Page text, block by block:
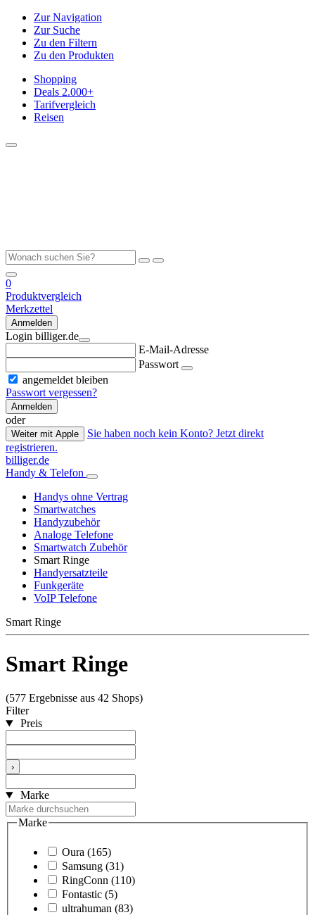
Zur Navigation
Zur Suche
Zu den Filtern
Zu den Produkten
Shopping
Deals 2.000+
Tarifvergleich
Reisen
0
Produktvergleich
Merkzettel
Anmelden
Login billiger.de
E-Mail-Adresse
Passwort
angemeldet bleiben
Passwort vergessen?
Anmelden
oder
Weiter mit Apple
Sie haben noch kein Konto? Jetzt direkt
registrieren.
billiger.de
Handy & Telefon
Handys ohne Vertrag
Smartwatches
Handyzubehör
Analoge Telefone
Smartwatch Zubehör
Smart Ringe
Handyersatzteile
Funkgeräte
VoIP Telefone
Smart Ringe
Smart Ringe
(577 Ergebnisse aus 42 Shops)
Filter
Preis
›
Marke
Marke
Oura (165)
Samsung (31)
RingConn (110)
Fontastic (5)
ultrahuman (83)